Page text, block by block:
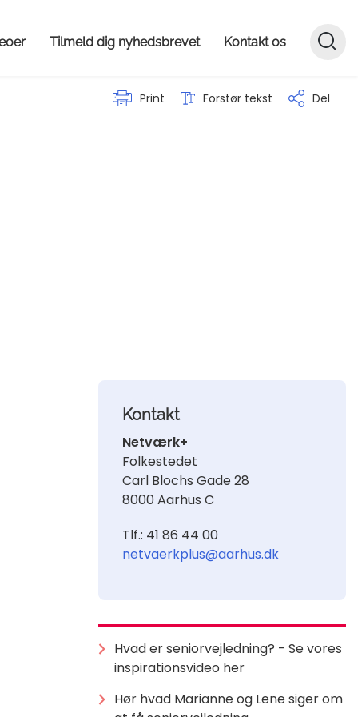
Tilmeld dig nyhedsbrevet Kontakt os
Print Forstør tekst Del
Kontakt
Netværk+
Folkestedet
Carl Blochs Gade 28
8000 Aarhus C
Tlf.: 41 86 44 00
netvaerkplus@aarhus.dk
Hvad er seniorvejledning? - Se vores
inspirationsvideo her
Hør hvad Marianne og Lene siger om